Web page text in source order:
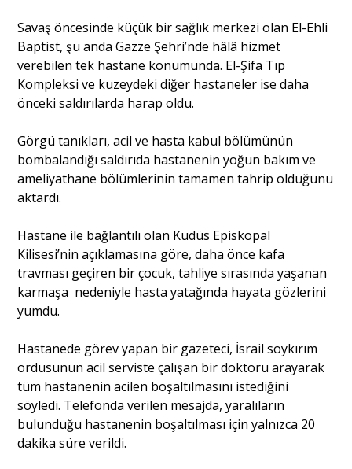
Eğitim
Ankara Analiz
Sağlık
Savaş öncesinde küçük bir sağlık merkezi olan El-Ehli
Baptist, şu anda Gazze Şehri’nde hâlâ hizmet
verebilen tek hastane konumunda. El-Şifa Tıp
Kompleksi ve kuzeydeki diğer hastaneler ise daha
önceki saldırılarda harap oldu.
Görgü tanıkları, acil ve hasta kabul bölümünün
bombalandığı saldırıda hastanenin yoğun bakım ve
ameliyathane bölümlerinin tamamen tahrip olduğunu
aktardı.
Hastane ile bağlantılı olan Kudüs Episkopal
Kilisesi’nin açıklamasına göre, daha önce kafa
travması geçiren bir çocuk, tahliye sırasında yaşanan
karmaşa nedeniyle hasta yatağında hayata gözlerini
yumdu.
Hastanede görev yapan bir gazeteci, İsrail soykırım
ordusunun acil serviste çalışan bir doktoru arayarak
tüm hastanenin acilen boşaltılmasını istediğini
söyledi. Telefonda verilen mesajda, yaralıların
bulunduğu hastanenin boşaltılması için yalnızca 20
dakika süre verildi.